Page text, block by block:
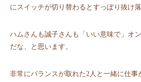
にスイッチが切り替わるとすっぽり抜け
ハムさんも誠子さんも「いい意味で」オ
だな、と思います。
非常にバランスが取れた2人と一緒に仕事